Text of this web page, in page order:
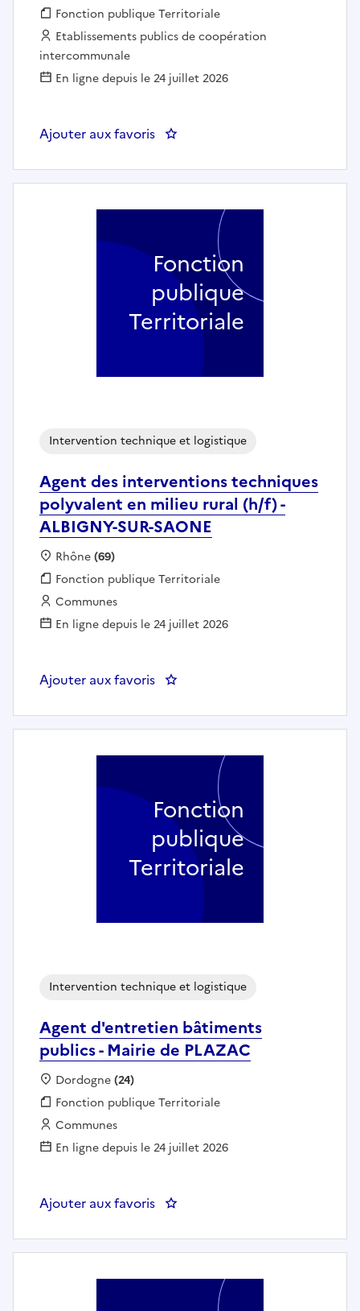
Fonction publique :
Fonction publique Territoriale
Employeur :
Etablissements publics de coopération
intercommunale
En ligne depuis le 24 juillet 2026
Ajouter aux favoris : CHAUFFEUR POIDS LOURD
Agent des interventions techniques
polyvalent en milieu rural (h/f) -
ALBIGNY-SUR-SAONE
Intervention technique et logistique
Localisation :
Rhône(69)
Fonction publique :
Fonction publique Territoriale
Employeur :
Communes
En ligne depuis le 24 juillet 2026
Ajouter aux favoris : Agent des interventions
Fonction
publique
Territoriale
Agent d'entretien bâtiments
publics - Mairie de PLAZAC
Intervention technique et logistique
Localisation :
Dordogne(24)
Fonction publique :
Fonction publique Territoriale
Employeur :
Communes
En ligne depuis le 24 juillet 2026
Ajouter aux favoris : Agent d'entretien bâtiments
Fonction
publique
Territoriale